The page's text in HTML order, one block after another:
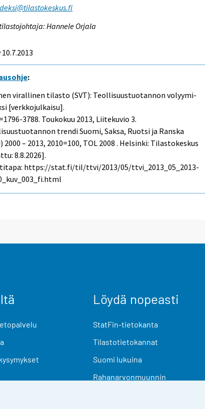
Hannele Orjala
:
virallinen tilasto (SVT): Teollisuustuotannon volyymi-
[verkkojulkaisu].
3788. Toukokuu 2013, Liitekuvio 3.
trendi Suomi, Saksa, Ruotsi ja Ranska
2000 – 2013, 2010=100, TOL 2008 . Helsinki: Tilastokeskus
8.8.2026].
https://stat.fi/til/ttvi/2013/05/ttvi_2013_05_2013-
Löydä nopeasti
StatFin-tietokanta
Tilastotietokannat
Suomi lukuina
Rahanarvonmuunnin